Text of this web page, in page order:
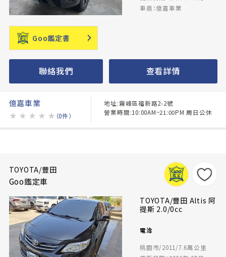
車商：億嘉車業
Goo鑑定書
聯絡我們 查看詳情
億嘉車業
★ ★ ★ ★ ★ （0件）
地址:霧峰區福新路2-2號
營業時間:10:00AM~21:00PM 周日公休
TOYOTA/豐田
Goo鑑定車
TOYOTA/豐田 Altis 阿
提斯 2.0/0cc
電洽
桃園市/2011/7.6萬公里